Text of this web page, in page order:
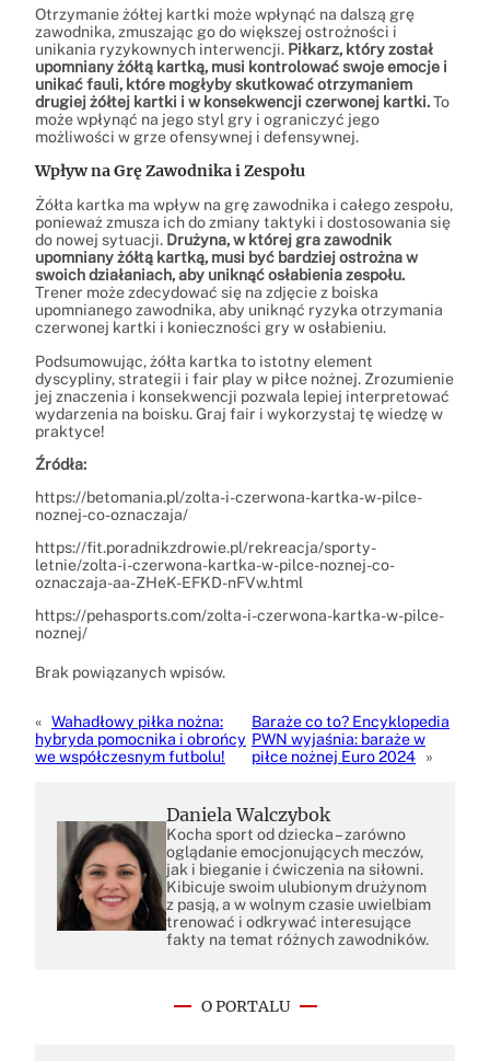
Otrzymanie żółtej kartki może wpłynąć na dalszą grę
zawodnika, zmuszając go do większej ostrożności i
unikania ryzykownych interwencji. Piłkarz, który został
upomniany żółtą kartką, musi kontrolować swoje emocje i
unikać fauli, które mogłyby skutkować otrzymaniem
drugiej żółtej kartki i w konsekwencji czerwonej kartki.To
może wpłynąć na jego styl gry i ograniczyć jego
możliwości w grze ofensywnej i defensywnej.
Wpływ na Grę Zawodnika i Zespołu
Żółta kartka ma wpływ na grę zawodnika i całego zespołu,
ponieważ zmusza ich do zmiany taktyki i dostosowania się
do nowej sytuacji. Drużyna, w której gra zawodnik
upomniany żółtą kartką, musi być bardziej ostrożna w
swoich działaniach, aby uniknąć osłabienia zespołu.
Trener może zdecydować się na zdjęcie z boiska
upomnianego zawodnika, aby uniknąć ryzyka otrzymania
czerwonej kartki i konieczności gry w osłabieniu.
Podsumowując, żółta kartka to istotny element
dyscypliny, strategii i fair play w piłce nożnej. Zrozumienie
jej znaczenia i konsekwencji pozwala lepiej interpretować
wydarzenia na boisku. Graj fair i wykorzystaj tę wiedzę w
praktyce!
Źródła:
https://betomania.pl/zolta-i-czerwona-kartka-w-pilce-
noznej-co-oznaczaja/
https://fit.poradnikzdrowie.pl/rekreacja/sporty-
letnie/zolta-i-czerwona-kartka-w-pilce-noznej-co-
oznaczaja-aa-ZHeK-EFKD-nFVw.html
https://pehasports.com/zolta-i-czerwona-kartka-w-pilce-
noznej/
Brak powiązanych wpisów.
« Wahadłowy piłka nożna:
hybryda pomocnika i obrońcy
we współczesnym futbolu!
Baraże co to? Encyklopedia
PWN wyjaśnia: baraże w
piłce nożnej Euro 2024
»
Daniela Walczybok
Kocha sport od dziecka – zarówno
oglądanie emocjonujących meczów,
jak i bieganie i ćwiczenia na siłowni.
Kibicuje swoim ulubionym drużynom
z pasją, a w wolnym czasie uwielbiam
trenować i odkrywać interesujące
fakty na temat różnych zawodników.
O PORTALU